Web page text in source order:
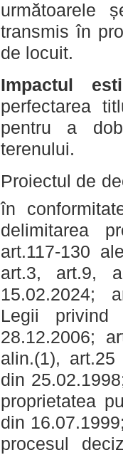
următoarele
transmis în
de locuit.
Impactul
perfectarea
pentru a
terenului.
Proiectul de
în
delimitarea
art.117-130
art.3, art.9,
15.02.2024;
Legii privind
28.12.2006;
alin.(1),
din
proprietatea
din
procesul